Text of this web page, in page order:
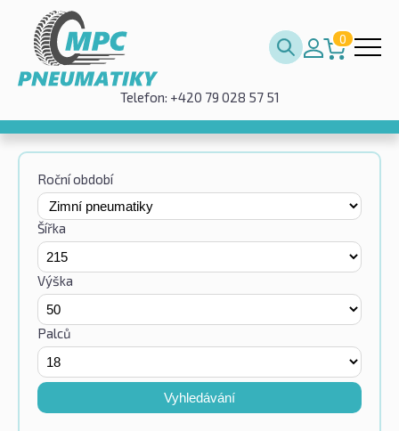
0
Telefon: +420 79 028 57 51
Roční období
Šířka
Výška
Palců
Vyhledávání